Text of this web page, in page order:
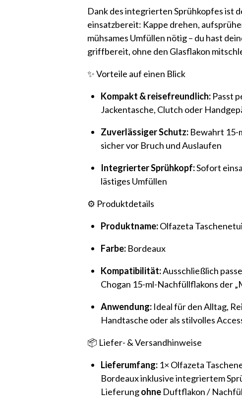
Dank des integrierten Sprühkopfes ist
einsatzbereit: Kappe drehen,
mühsames Umfüllen nötig – du hast
griffbereit, ohne den Glasflakon
✨ Vorteile auf einen Blick
Kompakt & reisefreundlich: Passt
Jackentasche, Clutch oder
Zuverlässiger Schutz: Bewahrt 15-
sicher vor Bruch und Auslaufen
Integrierter Sprühkopf:Sofort
lästiges Umfüllen
⚙️ Produktdetails
Produktname:Olfazeta
Farbe: Bordeaux
Kompatibilität:Ausschließlich
Chogan 15-ml-Nachfüllflakons der
Anwendung: Ideal für den Alltag,
Handtasche oder als stilvolles
📦 Liefer- & Versandhinweise
Lieferumfang: 1× Olfazeta
Bordeaux inklusive integriertem
Lieferungohne Duftflakon /